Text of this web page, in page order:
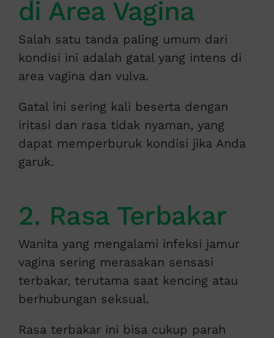
di Area Vagina
Salah satu tanda paling umum dari
kondisi ini adalah gatal yang intens di
area vagina dan vulva.
Gatal ini sering kali beserta dengan
iritasi dan rasa tidak nyaman, yang
dapat memperburuk kondisi jika Anda
garuk.
2. Rasa Terbakar
Wanita yang mengalami infeksi jamur
vagina sering merasakan sensasi
terbakar, terutama saat kencing atau
berhubungan seksual.
Rasa terbakar ini bisa cukup parah